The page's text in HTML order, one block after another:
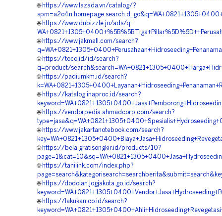
🌐 https://www.lazada.vn/catalog/?
🌐 https://www.dubizzle.jo/ads/q-
🌐 https://www.jakmall.com/search?
🌐 https://toco.id/id/search?
q=product/
🌐 https://padiumkm.id/search?
🌐 https://katalog.inaproc.id/search?
🌐 https://vendorpedia.ahmadcorp.com/search?
🌐 https://www.jakartanotebook.com/search?
🌐 https://bela.gratisongkir.id/products/10?
🌐 https://tanilink.com/index.php?
🌐 https://dodolan.jogjakota.go.id/search?
🌐 https://lakukan.co.id/search?